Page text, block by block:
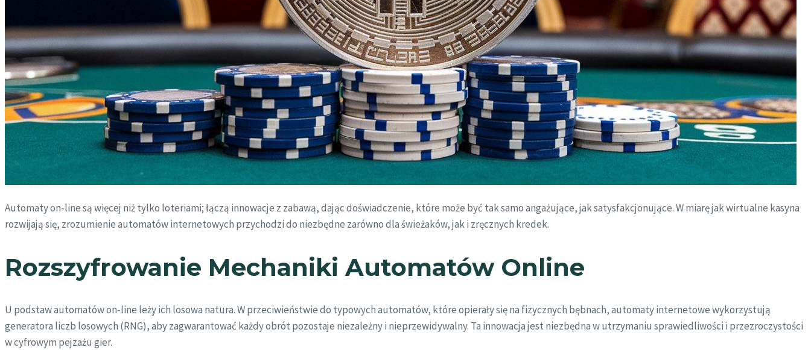
Automaty on-line są więcej niż tylko loteriami; łączą innowacje z zabawą, dając doświadczenie, które może być tak samo angażujące, jak satysfakcjonujące. W miarę jak wirtualne kasyna
rozwijają się, zrozumienie automatów internetowych przychodzi do niezbędne zarówno dla świeżaków, jak i zręcznych kredek.
Rozszyfrowanie Mechaniki Automatów Online
U podstaw automatów on-line leży ich losowa natura. W przeciwieństwie do typowych automatów, które opierały się na fizycznych bębnach, automaty internetowe wykorzystują
generatora liczb losowych (RNG), aby zagwarantować każdy obrót pozostaje niezależny i nieprzewidywalny. Ta innowacja jest niezbędna w utrzymaniu sprawiedliwości i przezroczystości
w cyfrowym pejzażu gier.